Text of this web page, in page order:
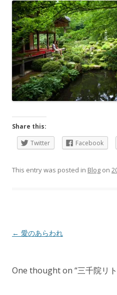
Share this:
Twitter
Facebook
This entry was posted in Blog on
Post
← 愛のあらわれ
One thought on “三千院リ